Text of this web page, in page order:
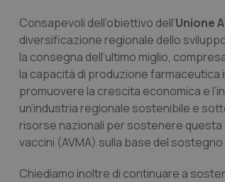
Consapevoli dell’obiettivo dell’Unione
diversificazione regionale dello
la consegna dell’ultimo miglio,
la capacità di produzione farmaceutica
promuovere la crescita economica e
un’industria regionale sostenibile e
risorse nazionali per sostenere questa
vaccini (AVMA) sulla base del
Chiediamo inoltre di continuare a